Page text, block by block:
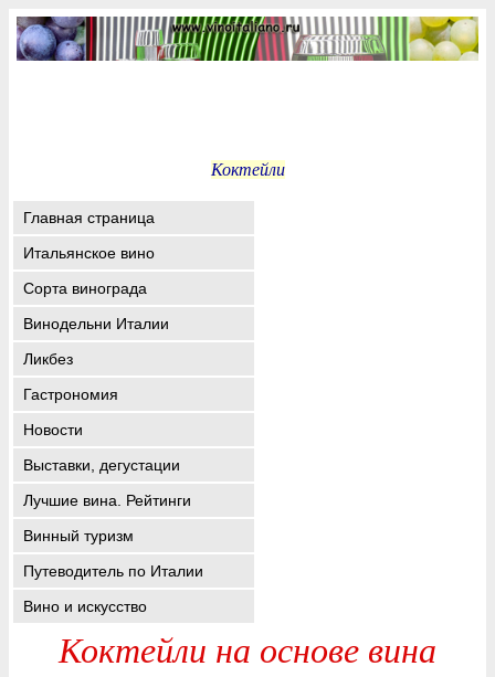
Коктейли
Главная страница
Итальянское вино
Сорта винограда
Винодельни Италии
Ликбез
Гастрономия
Новости
Выставки, дегустации
Лучшие вина. Рейтинги
Винный туризм
Путеводитель по Италии
Вино и искусство
Коктейли на основе вина